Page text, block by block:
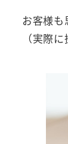
お客様
（実際